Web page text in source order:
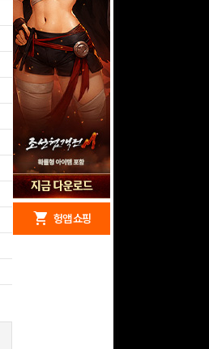
shopping_cart 헝앱 쇼핑